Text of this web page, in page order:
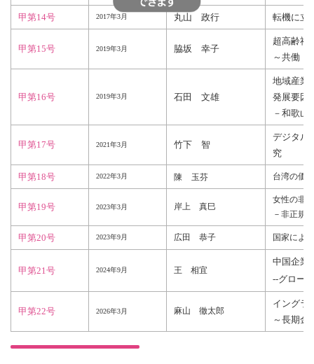
甲第14号 2017年3月 丸山 政行 転機に立
甲第15号 2019年3月 脇坂 幸子
超高齢社
～共働・
甲第16号 2019年3月 石田 文雄
地域産業
発展要因
－和歌山
甲第17号 2021年3月 竹下 智
デジタル
究
甲第18号 2022年3月 陳 玉芬 台湾の価
甲第19号 2023年3月 岸上 真巳
女性の非
－非正規
甲第20号 2023年9月 広田 恭子 国家によ
甲第21号 2024年9月 王 相宜
中国企業
--グロー
甲第22号 2026年3月 麻山 徹太郎
イングラ
～長期金